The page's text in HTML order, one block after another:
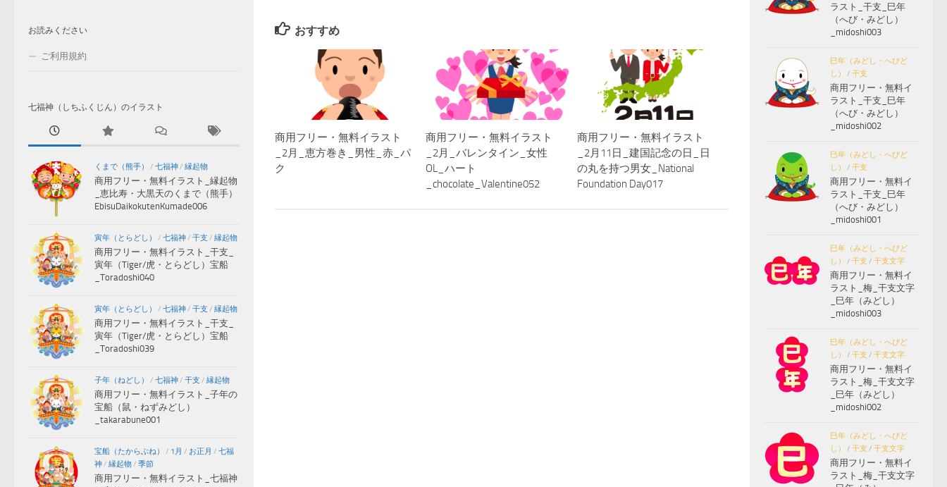
おすすめ
商用フリー・無料イラスト
_2月_恵方巻き_男性_赤_パ
ク
商用フリー・無料イラスト
_2月_バレンタイン_女性
OL_ハート
_chocolate_Valentine052
商用フリー・無料イラスト
_2月11日_建国記念の日_日
の丸を持つ男女_National
Foundation Day017
お読みください
ご利用規約
七福神（しちふくじん）のイラスト
くまで（熊手） / 七福神/ 縁起物
商用フリー・無料イラスト_縁起物
_恵比寿・大黒天のくまで（熊手）
EbisuDaikokutenKumade006
寅年（とらどし） / 七福神/ 干支 / 縁起物
商用フリー・無料イラスト_干支_
寅年（Tiger/虎・とらどし）宝船
_Toradoshi040
寅年（とらどし） / 七福神/ 干支 / 縁起物
商用フリー・無料イラスト_干支_
寅年（Tiger/虎・とらどし）宝船
_Toradoshi039
子年（ねどし） / 七福神/ 干支 / 縁起物
商用フリー・無料イラスト_子年の
宝船（鼠・ねずみどし）
_takarabune001
宝船（たからぶね） / 1月 / お正月 / 七福
神/ 縁起物/ 季節
商用フリー・無料イラスト_七福神
ラスト_干支_巳年
（へび・みどし）
_midoshi003
巳年（みどし・へびど
し）
/ 干支
商用フリー・無料イ
ラスト_干支_巳年
（へび・みどし）
_midoshi002
巳年（みどし・へびど
し）
/ 干支
商用フリー・無料イ
ラスト_干支_巳年
（へび・みどし）
_midoshi001
巳年（みどし・へびど
し）
/ 干支 / 干支文字
商用フリー・無料イ
ラスト_梅_干支文字
_巳年（みどし）
_midoshi003
巳年（みどし・へびど
し）
/ 干支 / 干支文字
商用フリー・無料イ
ラスト_梅_干支文字
_巳年（みどし）
_midoshi002
巳年（みどし・へびど
し）
/ 干支 / 干支文字
商用フリー・無料イ
ラスト_梅_干支文字